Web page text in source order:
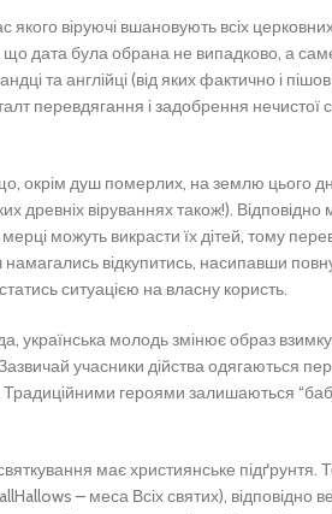
якого віруючі вшановують всіх
дата була обрана не випадково, а
та англійці (від яких фактично і
перевдягання і задобрення
окрім душ померлих, на землю цього
древніх віруваннях також!).
можуть викрасти їх дітей, тому
відкупитись, насипавши
ситуацією на власну користь.
українська молодь змінює образ
учасники дійства одягаються
героями залишаються
має християнське
– меса Всіх святих), відповідно